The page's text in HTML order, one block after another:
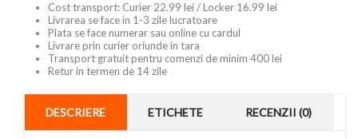
Cost transport: Curier 22.99 lei / Locker 16.99 lei
Livrarea se face in 1-3 zile lucratoare
Plata se face numerar sau online cu cardul
Livrare prin curier oriunde in tara
Transport gratuit pentru comenzi de minim 400 lei
Retur in termen de 14 zile
DESCRIERE ETICHETE RECENZII (0)